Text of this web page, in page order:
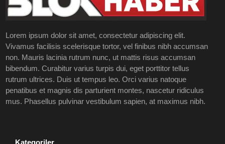
Lorem ipsum dolor sit amet, consectetur adipiscing elit.
Vivamus facilisis scelerisque tortor, vel finibus nibh accumsan
non. Mauris lacinia rutrum nunc, ut mattis risus accumsan
bibendum. Curabitur varius turpis dui, eget porttitor tellus
rutrum ultrices. Duis ut tempus leo. Orci varius natoque
penatibus et magnis dis parturient montes, nascetur ridiculus
mus. Phasellus pulvinar vestibulum sapien, at maximus nibh.
Kategoriler